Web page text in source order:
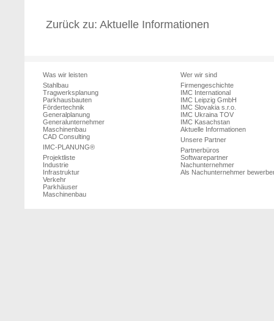
Zurück zu: Aktuelle Informationen
Was wir leisten
Stahlbau
Tragwerksplanung
Parkhausbauten
Fördertechnik
Generalplanung
Generalunternehmer
Maschinenbau
CAD Consulting
IMC-PLANUNG®
Projektliste
Industrie
Infrastruktur
Verkehr
Parkhäuser
Maschinenbau
Wer wir sind
Firmengeschichte
IMC International
IMC Leipzig GmbH
IMC Slovakia s.r.o.
IMC Ukraina TOV
IMC Kasachstan
Aktuelle Informationen
Unsere Partner
Partnerbüros
Softwarepartner
Nachunternehmer
Als Nachunternehmer